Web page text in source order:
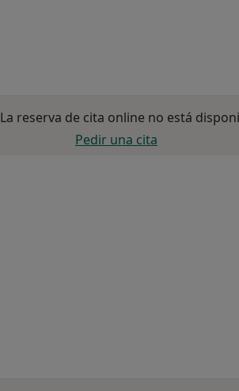
La reserva de cita online no está
Pedir una cita